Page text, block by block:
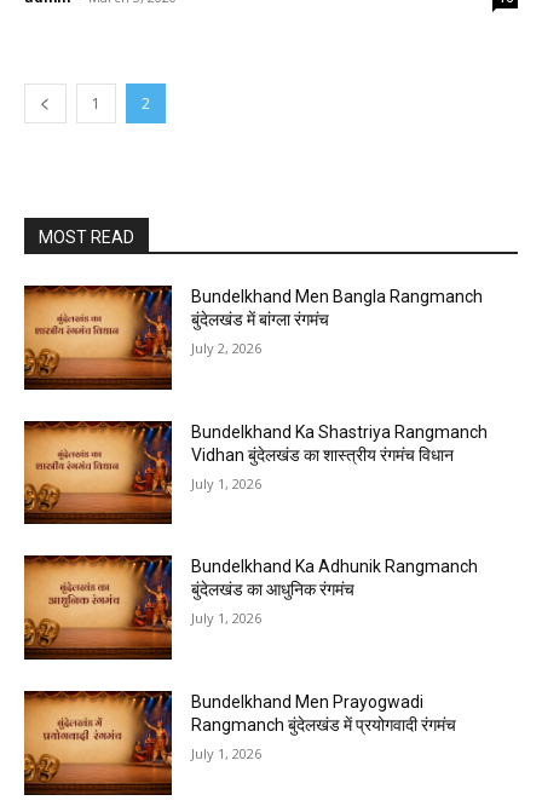
1 2
MOST READ
Bundelkhand Men Bangla Rangmanch
बुंदेलखंड में बांग्ला रंगमंच
July 2, 2026
Bundelkhand Ka Shastriya Rangmanch
Vidhan बुंदेलखंड का शास्त्रीय रंगमंच विधान
July 1, 2026
Bundelkhand Ka Adhunik Rangmanch
बुंदेलखंड का आधुनिक रंगमंच
July 1, 2026
Bundelkhand Men Prayogwadi
Rangmanch बुंदेलखंड में प्रयोगवादी रंगमंच
July 1, 2026